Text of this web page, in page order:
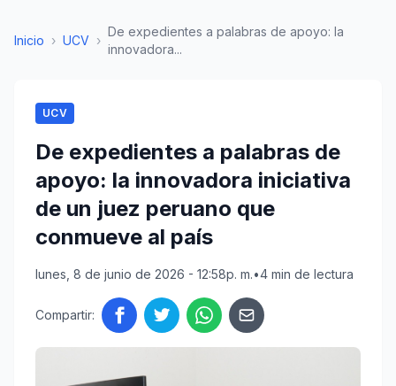
Inicio › UCV ›
De expedientes a palabras de apoyo: la
innovadora...
UCV
De expedientes a palabras de
apoyo: la innovadora iniciativa
de un juez peruano que
conmueve al país
lunes, 8 de junio de 2026 - 12:58p. m.•4 min de lectura
Compartir: